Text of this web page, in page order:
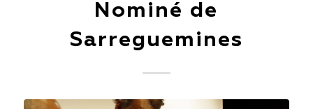
Nominé de
Sarreguemines